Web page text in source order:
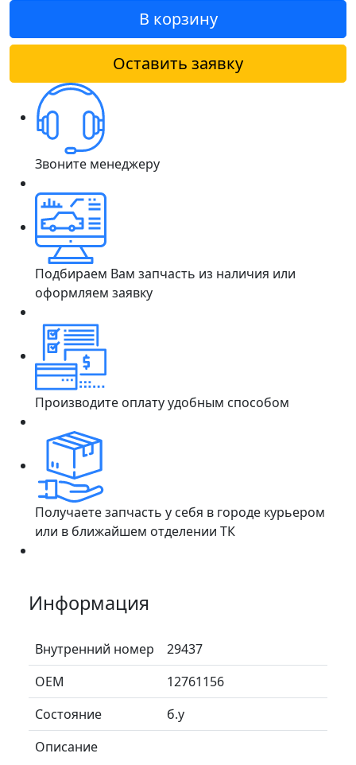
В корзину
Оставить заявку
Звоните менеджеру
Подбираем Вам запчасть из наличия или
оформляем заявку
Производите оплату удобным способом
Получаете запчасть у себя в городе курьером
или в ближайшем отделении ТК
Информация
Внутренний номер
29437
ОЕМ
12761156
Состояние
б.у
Описание